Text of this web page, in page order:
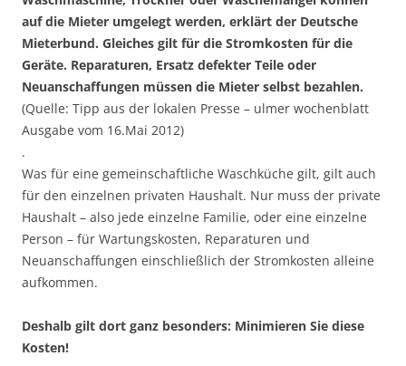
auf die Mieter umgelegt werden, erklärt der Deutsche
Mieterbund. Gleiches gilt für die Stromkosten für die
Geräte. Reparaturen, Ersatz defekter Teile oder
Neuanschaffungen müssen die Mieter selbst bezahlen.
(Quelle: Tipp aus der lokalen Presse – ulmer wochenblatt
Ausgabe vom 16.Mai 2012)
.
Was für eine gemeinschaftliche Waschküche gilt, gilt auch
für den einzelnen privaten Haushalt. Nur muss der private
Haushalt – also jede einzelne Familie, oder eine einzelne
Person – für Wartungskosten, Reparaturen und
Neuanschaffungen einschließlich der Stromkosten alleine
aufkommen.
Deshalb gilt dort ganz besonders: Minimieren Sie diese
Kosten!